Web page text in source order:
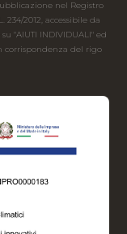
nel Registro
2012, accessibile da
"AIUTI INDIVIDUALI" ed
corrispondenza del rigo